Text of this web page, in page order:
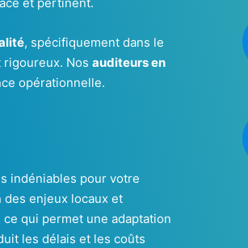
, spécifiquement dans le
Nos auditeurs en
opérationnelle.
indéniables pour votre
des enjeux locaux et
qui permet une adaptation
les délais et les coûts